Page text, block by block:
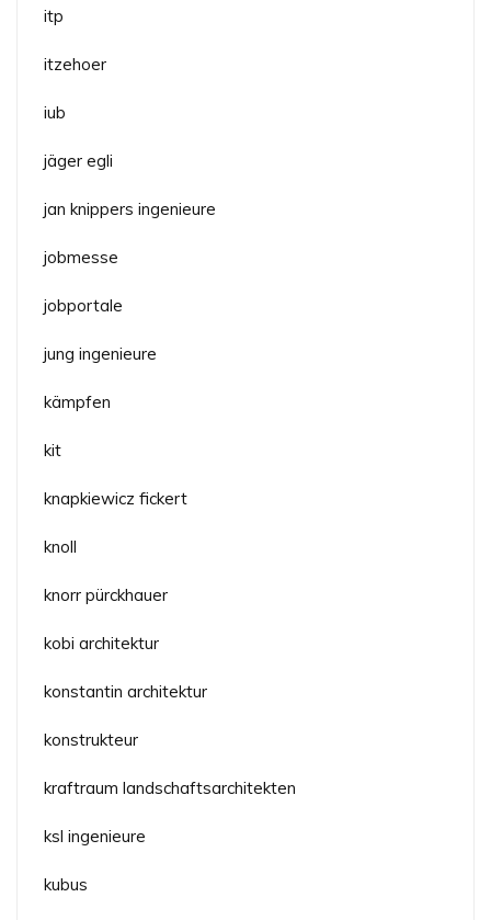
itp
itzehoer
iub
jäger egli
jan knippers ingenieure
jobmesse
jobportale
jung ingenieure
kämpfen
kit
knapkiewicz fickert
knoll
knorr pürckhauer
kobi architektur
konstantin architektur
konstrukteur
kraftraum landschaftsarchitekten
ksl ingenieure
kubus